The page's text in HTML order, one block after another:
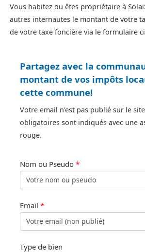
Vous habitez ou êtes propriétaire à
autres internautes le montant de votre
de votre taxe foncière via le formulaire
Partagez avec la
montant de vos impôts
cette commune!
Votre email n'est pas publié sur le
obligatoires sont indiqués avec une
rouge.
Nom ou Pseudo *
Email *
Type de bien